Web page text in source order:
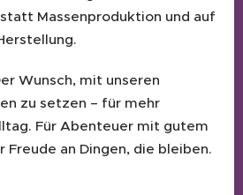
Massenproduktion und auf
Wunsch, mit unseren
zu setzen – für mehr
Für Abenteuer mit gutem
Freude an Dingen, die bleiben.